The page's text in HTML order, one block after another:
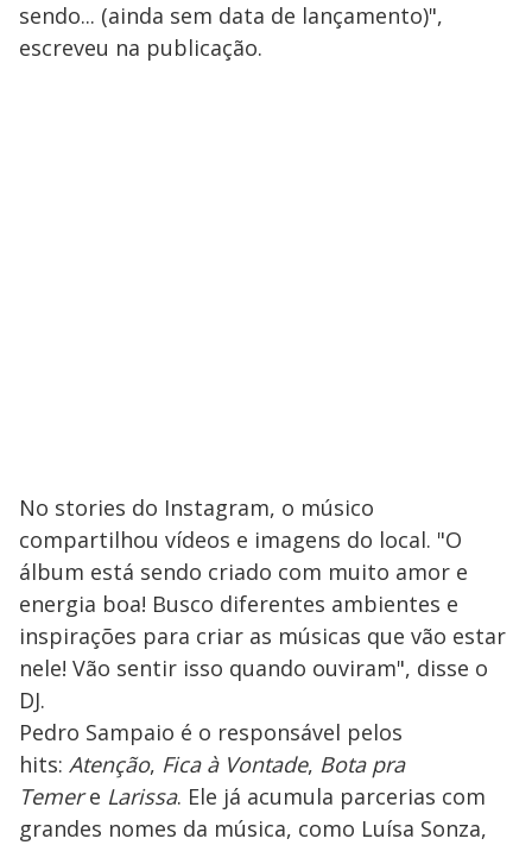
sendo... (ainda sem data de lançamento)",
escreveu na publicação.
No stories do Instagram, o músico
compartilhou vídeos e imagens do local. "O
álbum está sendo criado com muito amor e
energia boa! Busco diferentes ambientes e
inspirações para criar as músicas que vão estar
nele! Vão sentir isso quando ouviram", disse o
DJ.
Pedro Sampaio é o responsável pelos
hits: Atenção, Fica à Vontade, Bota pra
Temere Larissa. Ele já acumula parcerias com
grandes nomes da música, como Luísa Sonza,